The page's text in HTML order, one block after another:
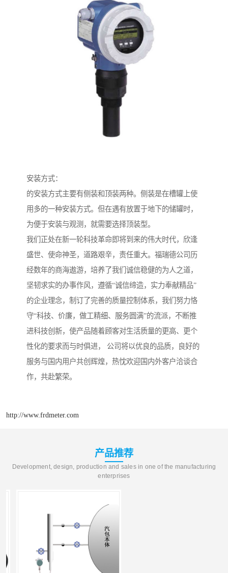
安装方式：
的安装方式主要有侧装和顶装两种。侧装是在槽罐上使
用多的一种安装方式。但在遇有放置于地下的储罐时，
为便于安装与观测，就需要选择顶装型。
我们正处在新一轮科技革命即将到来的伟大时代，欣逢
盛世、使命神圣，道路艰辛，责任重大。福瑞德公司历
经数年的商海遨游，培养了我们诚信稳健的为人之道，
坚韧求实的办事作风，遵循“诚信缔造，实力奉献精品”
的企业理念，制订了完善的质量控制体系，我们努力恪
守“科技、价廉，做工精细、服务圆满”的流派，不断推
进科技创新，使产品随着顾客对生活质量的更高、更个
性化的要求而与时俱进， 公司将以优良的品质，良好的
服务与国内用户共创辉煌，热忱欢迎国内外客户洽谈合
作，共赴繁荣。
http://www.frdmeter.com
产品推荐
Development, design, production and sales in one of the manufacturing
enterprises